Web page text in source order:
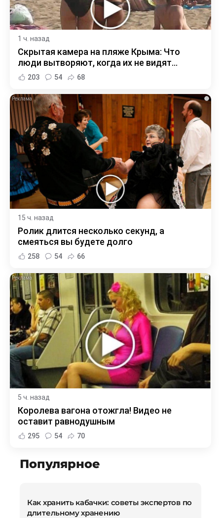
1 ч. назад
Скрытая камера на пляже Крыма: Что
люди вытворяют, когда их не видят...
203 54 68
i
15 ч. назад
Ролик длится несколько секунд, а
смеяться вы будете долго
258 54 66
i
5 ч. назад
Королева вагона отожгла! Видео не
оставит равнодушным
295 54 70
Популярное
Как хранить кабачки: советы экспертов по
длительному хранению